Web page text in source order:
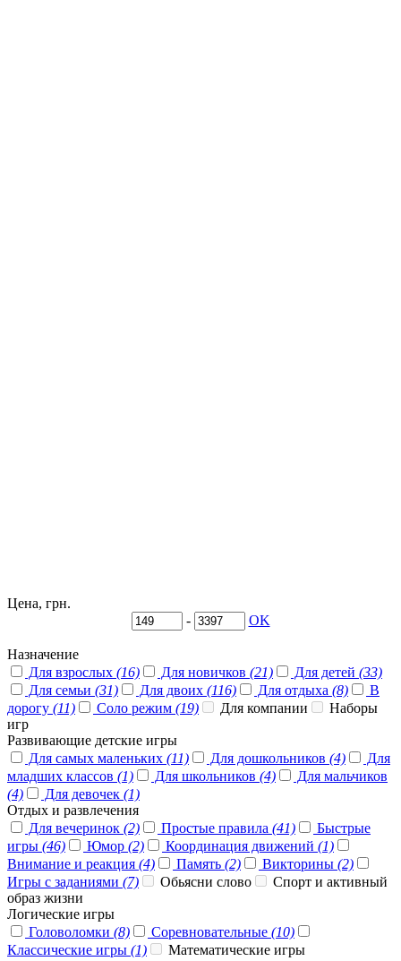
Цена, грн.
-
OK
Назначение
Для взрослых (16) Для новичков (21) Для детей (33)
Для семьи (31) Для двоих (116) Для отдыха (8)
В
дорогу (11) Соло режим (19) Для компании
Наборы
игр
Развивающие детские игры
Для самых маленьких (11) Для дошкольников (4)
Для
младших классов (1) Для школьников (4)
Для мальчиков
(4)
Для девочек (1)
Отдых и развлечения
Для вечеринок (2) Простые правила (41)
Быстрые
игры (46) Юмор (2) Координация движений (1)
Внимание и реакция (4) Память (2) Викторины (2)
Игры с заданиями (7) Обьясни слово
Спорт и активный
образ жизни
Логические игры
Головоломки (8) Соревновательные (10)
Классические игры (1)
Математические игры